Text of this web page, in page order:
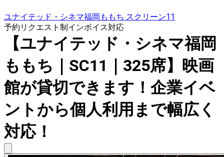
ユナイテッド・シネマ福岡ももち スクリーン11
予約リクエスト制インボイス対応
【ユナイテッド・シネマ福岡
ももち｜SC11｜325席】映画
館が貸切できます！企業イベ
ントから個人利用まで幅広く
対応！